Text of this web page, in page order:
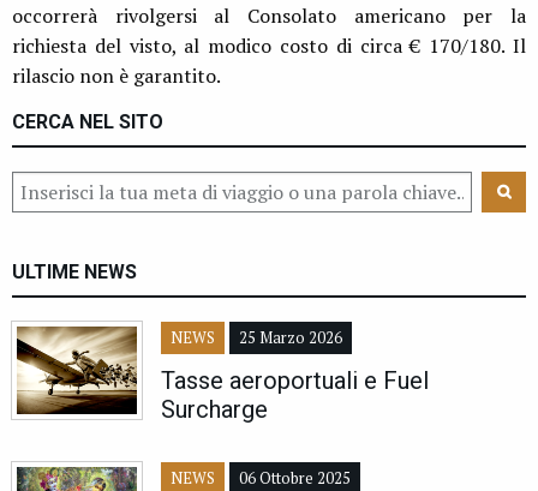
occorrerà rivolgersi al Consolato americano per la
richiesta del visto, al modico costo di circa € 170/180. Il
rilascio non è garantito.
CERCA NEL SITO
ULTIME NEWS
NEWS 25 Marzo 2026
Tasse aeroportuali e Fuel
Surcharge
NEWS 06 Ottobre 2025